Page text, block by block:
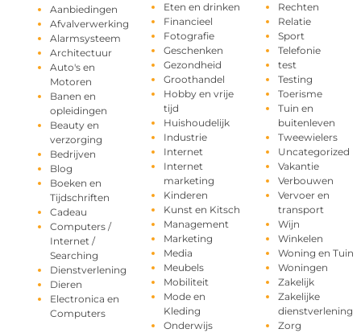
Aanbiedingen
Afvalverwerking
Alarmsysteem
Architectuur
Auto's en
Motoren
Banen en
opleidingen
Beauty en
verzorging
Bedrijven
Blog
Boeken en
Tijdschriften
Cadeau
Computers /
Internet /
Searching
Dienstverlening
Dieren
Electronica en
Computers
Eten en drinken
Financieel
Fotografie
Geschenken
Gezondheid
Groothandel
Hobby en vrije
tijd
Huishoudelijk
Industrie
Internet
Internet
marketing
Kinderen
Kunst en Kitsch
Management
Marketing
Media
Meubels
Mobiliteit
Mode en
Kleding
Onderwijs
Rechten
Relatie
Sport
Telefonie
test
Testing
Toerisme
Tuin en
buitenleven
Tweewielers
Uncategorized
Vakantie
Verbouwen
Vervoer en
transport
Wijn
Winkelen
Woning en Tuin
Woningen
Zakelijk
Zakelijke
dienstverlening
Zorg